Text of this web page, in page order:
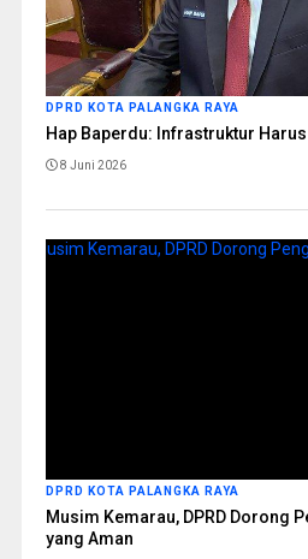
DPRD KOTA PALANGKA RAYA
Hap Baperdu: Infrastruktur
8 Juni 2026
DPRD KOTA PALANGKA RAYA
Musim Kemarau, DPRD Dorong
yang Aman